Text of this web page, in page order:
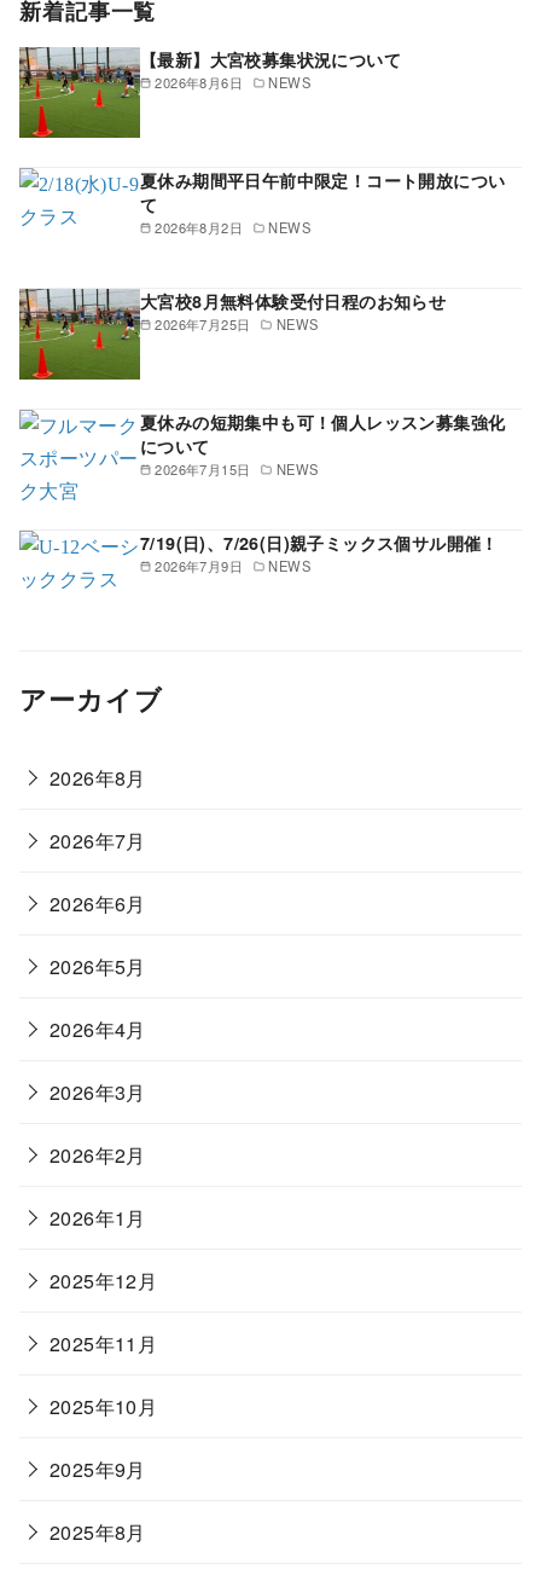
新着記事一覧
2026年8月6日 NEWS
【最新】大宮校募集状況について
2026年8月2日 NEWS
夏休み期間平日午前中限定！コート開放につい
て
2026年7月25日 NEWS
大宮校8月無料体験受付日程のお知らせ
2026年7月15日 NEWS
夏休みの短期集中も可！個人レッスン募集強化
について
2026年7月9日 NEWS
7/19(日)、7/26(日)親子ミックス個サル開催！
アーカイブ
2026年8月
2026年7月
2026年6月
2026年5月
2026年4月
2026年3月
2026年2月
2026年1月
2025年12月
2025年11月
2025年10月
2025年9月
2025年8月